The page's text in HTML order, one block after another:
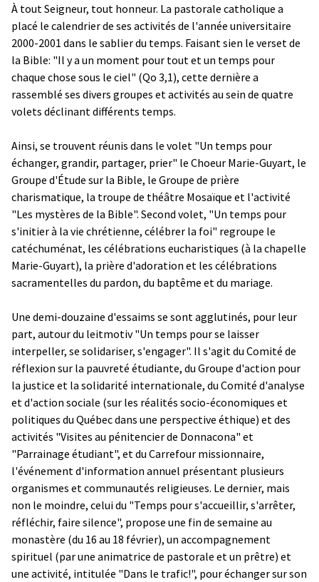
À tout Seigneur, tout honneur. La pastorale catholique a
placé le calendrier de ses activités de l'année universitaire
2000-2001 dans le sablier du temps. Faisant sien le verset de
la Bible: "Il y a un moment pour tout et un temps pour
chaque chose sous le ciel" (Qo 3,1), cette dernière a
rassemblé ses divers groupes et activités au sein de quatre
volets déclinant différents temps.
Ainsi, se trouvent réunis dans le volet "Un temps pour
échanger, grandir, partager, prier" le Choeur Marie-Guyart, le
Groupe d'Étude sur la Bible, le Groupe de prière
charismatique, la troupe de théâtre Mosaïque et l'activité
"Les mystères de la Bible". Second volet, "Un temps pour
s'initier à la vie chrétienne, célébrer la foi" regroupe le
catéchuménat, les célébrations eucharistiques (à la chapelle
Marie-Guyart), la prière d'adoration et les célébrations
sacramentelles du pardon, du baptême et du mariage.
Une demi-douzaine d'essaims se sont agglutinés, pour leur
part, autour du leitmotiv "Un temps pour se laisser
interpeller, se solidariser, s'engager". Il s'agit du Comité de
réflexion sur la pauvreté étudiante, du Groupe d'action pour
la justice et la solidarité internationale, du Comité d'analyse
et d'action sociale (sur les réalités socio-économiques et
politiques du Québec dans une perspective éthique) et des
activités "Visites au pénitencier de Donnacona" et
"Parrainage étudiant", et du Carrefour missionnaire,
l'événement d'information annuel présentant plusieurs
organismes et communautés religieuses. Le dernier, mais
non le moindre, celui du "Temps pour s'accueillir, s'arrêter,
réfléchir, faire silence", propose une fin de semaine au
monastère (du 16 au 18 février), un accompagnement
spirituel (par une animatrice de pastorale et un prêtre) et
une activité, intitulée "Dans le trafic!", pour échanger sur son